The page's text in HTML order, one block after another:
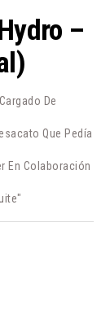
–
De
Que Pedía
En Colaboración